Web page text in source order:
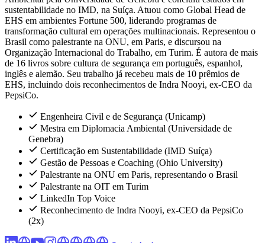
sustentabilidade no IMD, na Suíça. Atuou como Global Head de
EHS em ambientes Fortune 500, liderando programas de
transformação cultural em operações multinacionais. Representou o
Brasil como palestrante na ONU, em Paris, e discursou na
Organização Internacional do Trabalho, em Turim. É autora de mais
de 16 livros sobre cultura de segurança em português, espanhol,
inglês e alemão. Seu trabalho já recebeu mais de 10 prêmios de
EHS, incluindo dois reconhecimentos de Indra Nooyi, ex-CEO da
PepsiCo.
Engenheira Civil e de Segurança (Unicamp)
Mestra em Diplomacia Ambiental (Universidade de
Genebra)
Certificação em Sustentabilidade (IMD Suíça)
Gestão de Pessoas e Coaching (Ohio University)
Palestrante na ONU em Paris, representando o Brasil
Palestrante na OIT em Turim
LinkedIn Top Voice
Reconhecimento de Indra Nooyi, ex-CEO da PepsiCo
(2x)